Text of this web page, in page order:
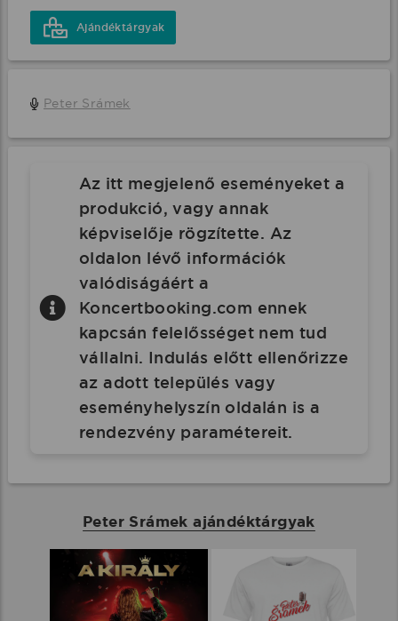
Ajándéktárgyak
Peter Srámek
Az itt megjelenő eseményeket a
produkció, vagy annak
képviselője rögzítette. Az
oldalon lévő információk
valódiságáért a
Koncertbooking.com ennek
kapcsán felelősséget nem tud
vállalni. Indulás előtt ellenőrizze
az adott település vagy
eseményhelyszín oldalán is a
rendezvény paramétereit.
Peter Srámek ajándéktárgyak